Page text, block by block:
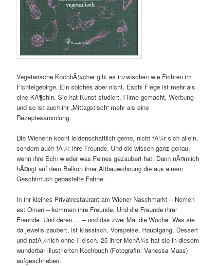
Vegetarische KochbÃ¼cher gibt es inzwischen wie Fichten im
Fichtelgebirge. Ein solches aber nicht. Eschi Fiege ist mehr als
eine KÃ¶chin. Sie hat Kunst studiert, Filme gemacht, Werbung –
und so ist auch ihr „Mittagstisch“ mehr als eine
Rezeptesammlung.
Die Wienerin kocht leidenschaftlich gerne, nicht fÃ¼r sich allein,
sondern auch fÃ¼r ihre Freunde. Und die wissen ganz genau,
wenn ihre Echi wieder was Feines gezaubert hat. Dann nÃ¤mlich
hÃ¤ngt auf dem Balkon ihrer Altbauwohnung die aus einem
Geschirrtuch gebastelte Fahne.
In ihr kleines Privatrestaurant am Wiener Naschmarkt – Nomen
est Omen – kommen ihre Freunde. Und die Freunde ihrer
Freunde. Und deren … – und das zwei Mal die Woche. Was sie
da jeweils zaubert, ist klassisch, Vorspeise, Hauptgang, Dessert
und natÃ¼rlich ohne Fleisch. 25 ihrer MenÃ¼s hat sie in diesem
wunderbar illustrierten Kochbuch (Fotografin: Vanessa Maas)
aufgeschrieben.